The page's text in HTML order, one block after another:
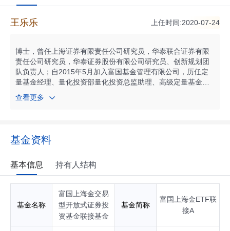
王乐乐 上任时间:2020-07-24
博士，曾任上海证券有限责任公司研究员，华泰联合证券有限
责任公司研究员，华泰证券股份有限公司研究员、创新规划团
队负责人；自2015年5月加入富国基金管理有限公司，历任定
量基金经理、量化投资部量化投资总监助理、高级定量基金经
理、量化投资部ETF投资总监；现任富国基金指数投资部总经
理，兼任富国基金高级定量基金经理。自2019年07月起任富国
基金经理；自2019年11月起任富国中证科技50策略交易型开放
式指数证券投资基金基金经理；自2020年02月起任富国中证科
自2020年03月起任富国中证医药50交易型开放式指数证券投资
基金基金经理；自2020年03月起任富国中证消费50交易型开放
式指数证券投资基金联接基金基金经理；自2020年07月起任富
国上海金交易型开放式证券投资基金基金经理；自2020年07月
起任富国上海金交易型开放式证券投资基金联接基金基金经
理；自2022年07月起任富国中证上海环交所碳中和交易型开放
式指数证券投资基金基金经理；自2022年11月起任富国中证A1
查看更多
基金资料
基本信息 持有人结构
基金名称
富国上海金交易
型开放式证券投
资基金联接基金
基金简称
富国上海金ETF联
接A